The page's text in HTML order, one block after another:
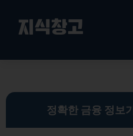
뛰
지식창고
정확한 금융 정보